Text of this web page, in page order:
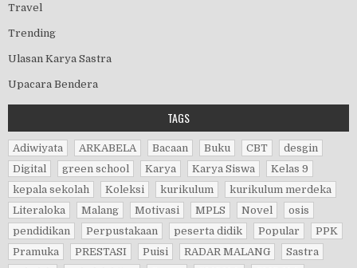
Travel
Trending
Ulasan Karya Sastra
Upacara Bendera
TAGS
Adiwiyata ARKABELA Bacaan Buku CBT
desgin
Digital
green school Karya Karya Siswa
Kelas 9
kepala sekolah
Koleksi kurikulum
kurikulum merdeka
Literaloka
Malang Motivasi MPLS Novel
osis
pendidikan
Perpustakaan peserta didik Popular
PPK
Pramuka
PRESTASI Puisi RADAR MALANG
Sastra